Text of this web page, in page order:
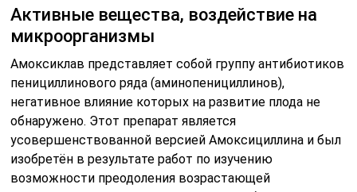
Активные вещества, воздействие на
микроорганизмы
Амоксиклав представляет собой группу антибиотиков
пенициллинового ряда (аминопенициллинов),
негативное влияние которых на развитие плода не
обнаружено. Этот препарат является
усовершенствованной версией Амоксициллина и был
изобретён в результате работ по изучению
возможности преодоления возрастающей